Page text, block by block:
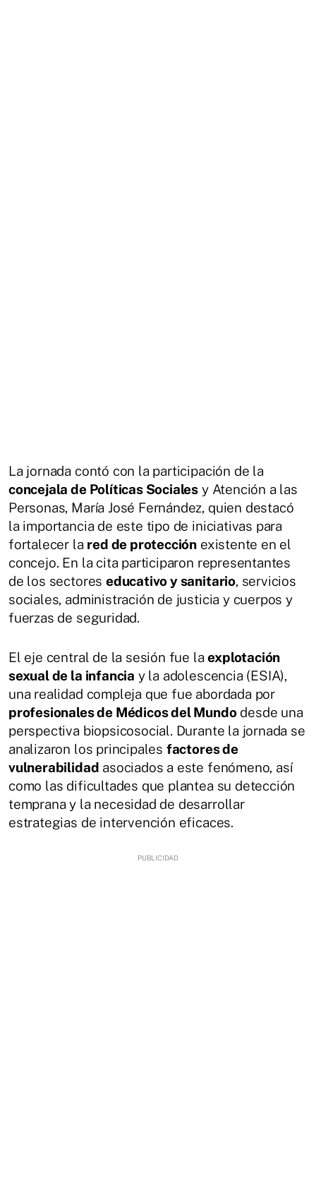
La jornada contó con la participación de la
concejala de Políticas Sociales y Atención a las
Personas, María José Fernández, quien destacó
la importancia de este tipo de iniciativas para
fortalecer la red de protección existente en el
concejo. En la cita participaron representantes
de los sectores educativo y sanitario, servicios
sociales, administración de justicia y cuerpos y
fuerzas de seguridad.
El eje central de la sesión fue laexplotación
sexual de la infancia y la adolescencia (ESIA),
una realidad compleja que fue abordada por
profesionales de Médicos del Mundodesde una
perspectiva biopsicosocial. Durante la jornada se
analizaron los principales factores de
vulnerabilidad asociados a este fenómeno, así
como las dificultades que plantea su detección
temprana y la necesidad de desarrollar
estrategias de intervención eficaces.